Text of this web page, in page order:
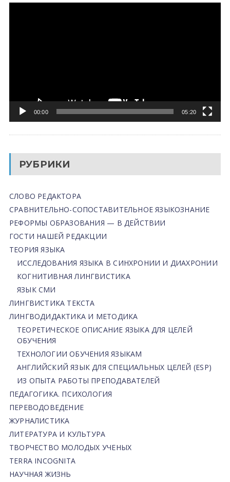
00:00 05:20
РУБРИКИ
СЛОВО РЕДАКТОРА
СРАВНИТЕЛЬНО-СОПОСТАВИТЕЛЬНОЕ ЯЗЫКОЗНАНИЕ
РЕФОРМЫ ОБРАЗОВАНИЯ — В ДЕЙСТВИИ
ГОСТИ НАШЕЙ РЕДАКЦИИ
ТЕОРИЯ ЯЗЫКА
ИССЛЕДОВАНИЯ ЯЗЫКА В СИНХРОНИИ И ДИАХРОНИИ
КОГНИТИВНАЯ ЛИНГВИСТИКА
ЯЗЫК СМИ
ЛИНГВИСТИКА ТЕКСТА
ЛИНГВОДИДАКТИКА И МЕТОДИКА
ТЕОРЕТИЧЕСКОЕ ОПИСАНИЕ ЯЗЫКА ДЛЯ ЦЕЛЕЙ
ОБУЧЕНИЯ
ТЕХНОЛОГИИ ОБУЧЕНИЯ ЯЗЫКАМ
АНГЛИЙСКИЙ ЯЗЫК ДЛЯ СПЕЦИАЛЬНЫХ ЦЕЛЕЙ (ESP)
ИЗ ОПЫТА РАБОТЫ ПРЕПОДАВАТЕЛЕЙ
ПЕДАГОГИКА. ПСИХОЛОГИЯ
ПЕРЕВОДОВЕДЕНИЕ
ЖУРНАЛИСТИКА
ЛИТЕРАТУРА И КУЛЬТУРА
ТВОРЧЕСТВО МОЛОДЫХ УЧЕНЫХ
TERRA INCOGNITA
НАУЧНАЯ ЖИЗНЬ